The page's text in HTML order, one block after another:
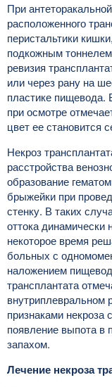
При
расположенного
перистальтики
подкожным
ревизия
или через рану на
пластике пищевода.
при осмотре
цвет ее становится
Некроз
расстройства
образование
брыжейки при
стенку. В таких
оттока динамически
некоторое время
больных с
наложением
трансплантата
внутриплевральном
признаками некроза
появление выпота в
запахом.
Лечение некроза